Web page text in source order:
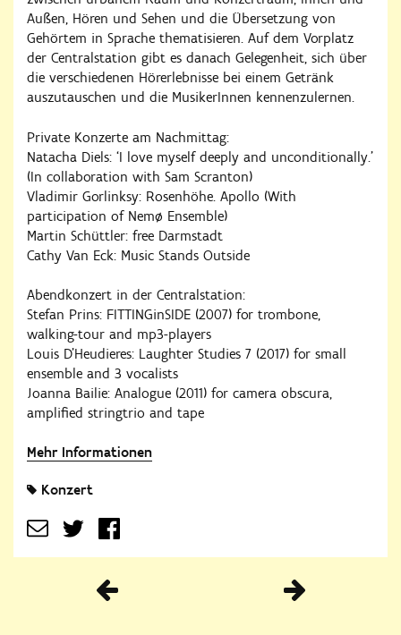
Außen, Hören und Sehen und die Übersetzung von
Gehörtem in Sprache thematisieren. Auf dem Vorplatz
der Centralstation gibt es danach Gelegenheit, sich über
die verschiedenen Hörerlebnisse bei einem Getränk
auszutauschen und die MusikerInnen kennenzulernen.
Private Konzerte am Nachmittag:
Natacha Diels: ‘I love myself deeply and unconditionally.’
(In collaboration with Sam Scranton)
Vladimir Gorlinksy: Rosenhöhe. Apollo (With
participation of Nemø Ensemble)
Martin Schüttler: free Darmstadt
Cathy Van Eck: Music Stands Outside
Abendkonzert in der Centralstation:
Stefan Prins: FITTINGinSIDE (2007) for trombone,
walking-tour and mp3-players
Louis D’Heudieres: Laughter Studies 7 (2017) for small
ensemble and 3 vocalists
Joanna Bailie: Analogue (2011) for camera obscura,
amplified stringtrio and tape
Mehr Informationen
Konzert
Vorherige